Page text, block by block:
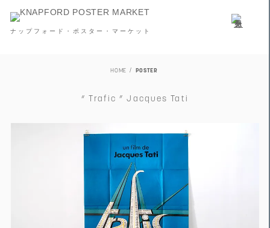
ナップフォード・ポスター・マーケット
HOME POSTER
“ Trafic ” Jacques Tati